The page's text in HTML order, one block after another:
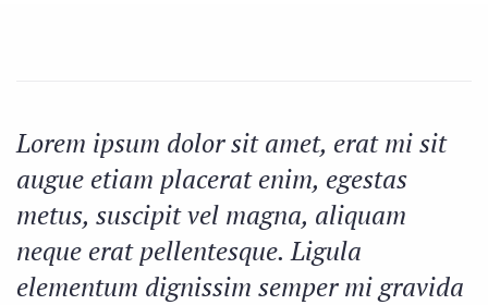
Lorem ipsum dolor sit amet, erat mi sit
augue etiam placerat enim, egestas
metus, suscipit vel magna, aliquam
neque erat pellentesque. Ligula
elementum dignissim semper mi gravida